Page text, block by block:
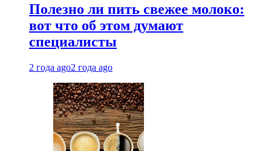
Полезно ли пить свежее молоко:
вот что об этом думают
специалисты
2 года ago2 года ago